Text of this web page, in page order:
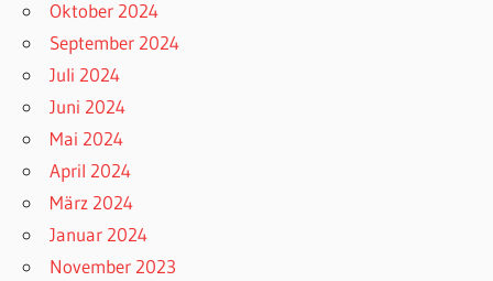
Oktober 2024
September 2024
Juli 2024
Juni 2024
Mai 2024
April 2024
März 2024
Januar 2024
November 2023